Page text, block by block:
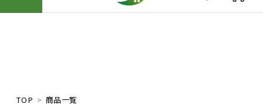
TOP 商品一覧